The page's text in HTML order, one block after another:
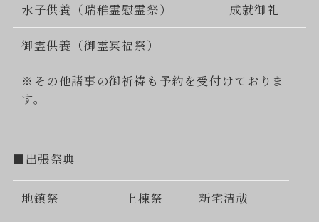
水子供養（瑞稚霊慰霊祭） 成就御礼
御霊供養（御霊冥福祭）
※その他諸事の御祈祷も予約を受付けておりま
す。
■出張祭典
地鎮祭 上棟祭 新宅清祓